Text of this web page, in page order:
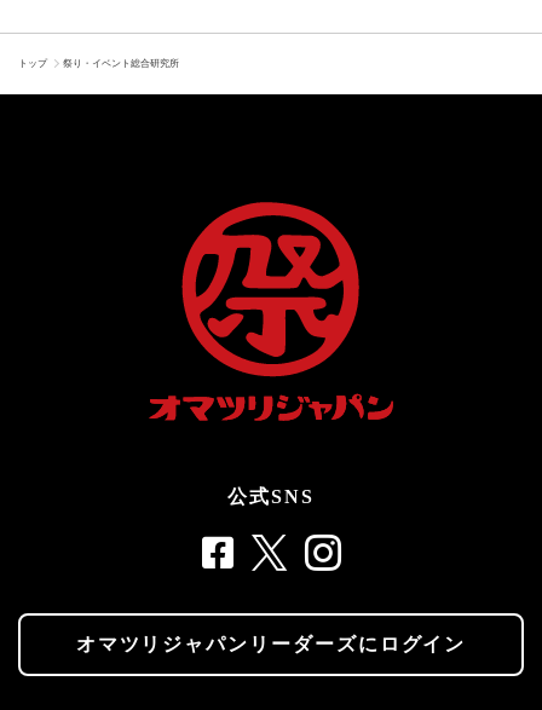
トップ 祭り・イベント総合研究所
公式SNS
オマツリジャパンリーダーズにログイン